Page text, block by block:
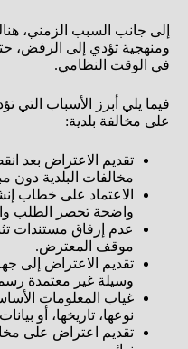
إلى جانب السبب الزمني،
ومنهجية تؤدي إلى الرفض،
في الوقت النظامي.
فيما يلي أبرز الأسباب
على مخالفة بلدية:
تقديم الاعتراض بعد
مخالفات البلدية دون
الاعتماد على خطاب
واضحة تحصر الطلب
عدم إرفاق مستندات
موقف المعترض.
تقديم الاعتراض إلى
وسيلة غير معتمدة
غياب المعلومات
نوعها، تاريخها، أو
تقديم اعتراض على